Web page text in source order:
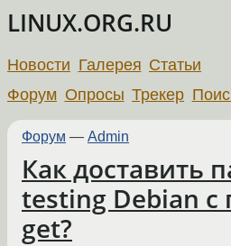
LINUX.ORG.RU
Новости Галерея Статьи
Форум Опросы Трекер
Форум — Admin
Как доставить
testing Debian с
get?